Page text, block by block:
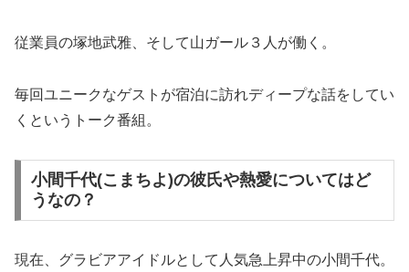
従業員の塚地武雅、そして山ガール３人が働く。
毎回ユニークなゲストが宿泊に訪れディープな話をしてい
くというトーク番組。
小間千代(こまちよ)の彼氏や熱愛についてはど
うなの？
現在、グラビアアイドルとして人気急上昇中の小間千代。